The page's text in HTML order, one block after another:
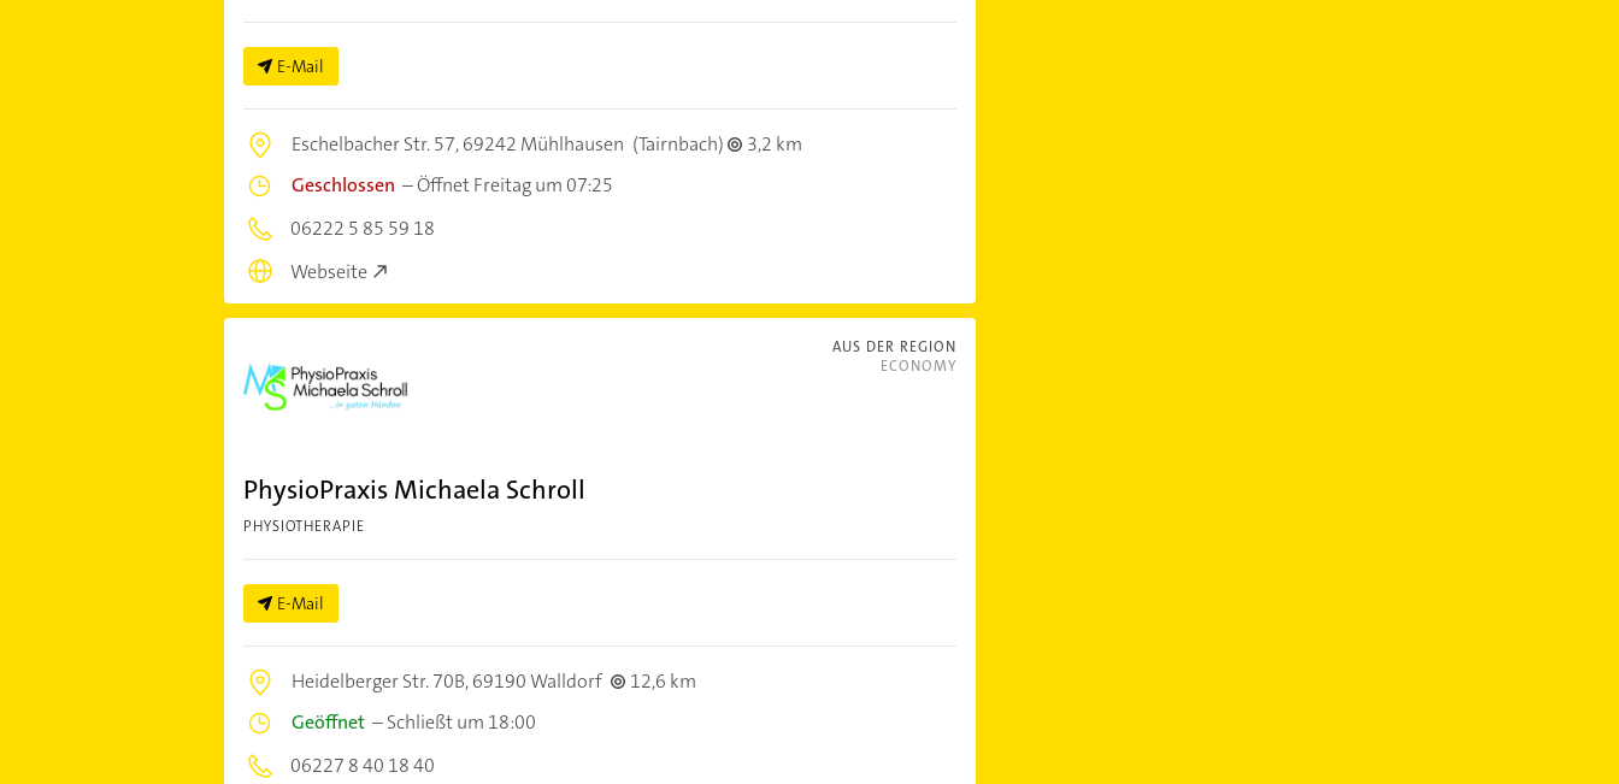
E-Mail
Eschelbacher Str. 57,69242 Mühlhausen (Tairnbach)
3,2 km
Geschlossen –Öffnet Freitag um 07:25
06222 5 85 59 18
Webseite
AUS DER REGION
ECONOMY
PhysioPraxis Michaela Schroll
PHYSIOTHERAPIE
E-Mail
Heidelberger Str. 70B,69190 Walldorf
12,6 km
Geöffnet–Schließt um 18:00
06227 8 40 18 40